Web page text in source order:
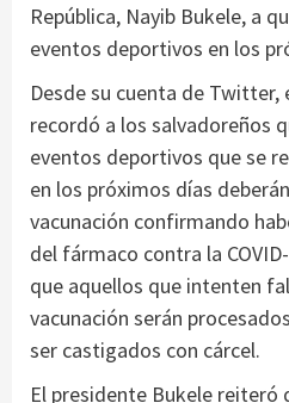
República, Nayib Bukele, a
eventos deportivos en los
Desde su cuenta de Twitter,
recordó a los salvadoreños
eventos deportivos que se
en los próximos días
vacunación confirmando
del fármaco contra la
que aquellos que intenten
vacunación serán
ser castigados con cárcel.
El presidente Bukele reiteró